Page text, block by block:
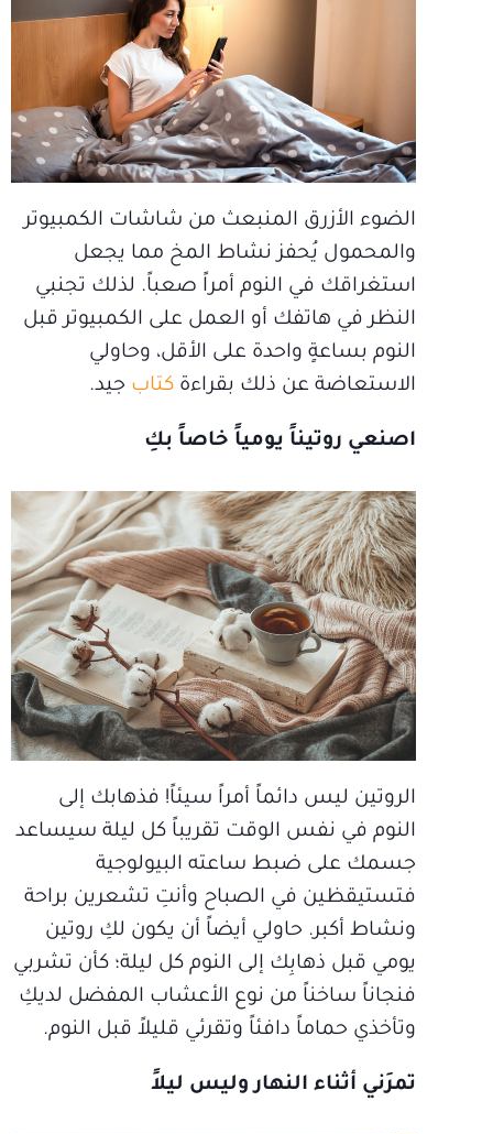
الضوء الأزرق المنبعث من شاشات الكمبيوتر
والمحمول يُحفز نشاط المخ مما يجعل
استغراقك في النوم أمراً صعباً. لذلك تجنبي
النظر في هاتفك أو العمل على الكمبيوتر قبل
النوم بساعةٍ واحدة على الأقل، وحاولي
الاستعاضة عن ذلك بقراءة كتاب جيد.
اصنعي روتيناً يومياً خاصاً بكِ
الروتين ليس دائماً أمراً سيئاً! فذهابك إلى
النوم في نفس الوقت تقريباً كل ليلة سيساعد
جسمك على ضبط ساعته البيولوجية
فتستيقظين في الصباح وأنتِ تشعرين براحة
ونشاط أكبر. حاولي أيضاً أن يكون لكِ روتين
يومي قبل ذهابِك إلى النوم كل ليلة؛ كأن تشربي
فنجاناً ساخناً من نوع الأعشاب المفضل لديكِ
وتأخذي حماماً دافئاً وتقرئي قليلاً قبل النوم.
تمرَني أثناء النهار وليس ليلاً